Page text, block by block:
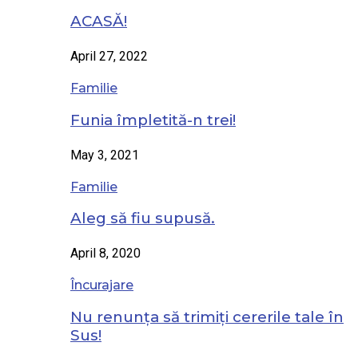
ACASĂ!
April 27, 2022
Familie
Funia împletită-n trei!
May 3, 2021
Familie
Aleg să fiu supusă.
April 8, 2020
Încurajare
Nu renunța să trimiți cererile tale în
Sus!